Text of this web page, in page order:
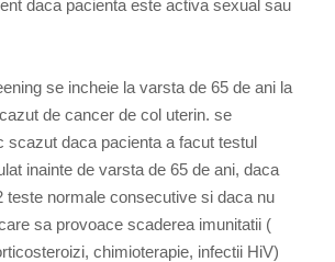
daca pacienta este activa sexual sau
se incheie la varsta de 65 de ani la
de cancer de col uterin. se
scazut daca pacienta a facut testul
inainte de varsta de 65 de ani, daca
teste normale consecutive si daca nu
sa provoace scaderea imunitatii (
chimioterapie, infectii HiV)